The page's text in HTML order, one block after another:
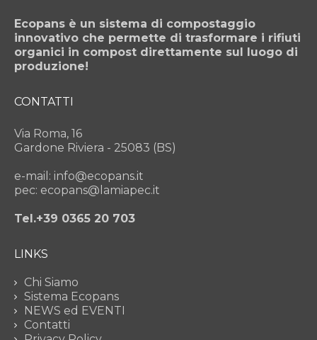
Ecopans è un sistema di compostaggio
innovativo che permette di trasformare i rifiuti
organici in compost direttamente sul luogo di
produzione!
CONTATTI
Via Roma, 16
Gardone Riviera - 25083 (BS)
e-mail: info@ecopans.it
pec: ecopans@lamiapec.it
Tel.+39 0365 20 703
LINKS
Chi Siamo
Sistema Ecopans
NEWS ed EVENTI
Contatti